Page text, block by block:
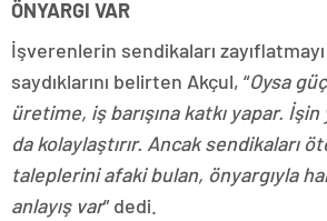
ÖNYARGI VAR
İşverenlerin sendikaları
saydıklarını belirten Akçul, “Oysa
üretime, iş barışına katkı yapar.
da kolaylaştırır. Ancak sendikaları
taleplerini afaki bulan, önyargıyla
anlayış var” dedi.